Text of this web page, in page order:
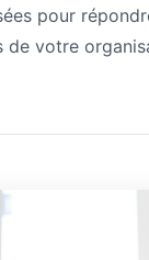
pour
de votre